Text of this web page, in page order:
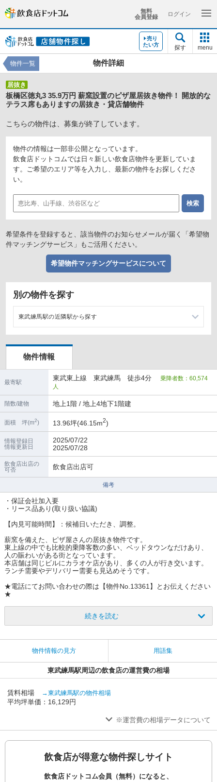
無料
会員登録
ログイン
売り
たい方
探す menu
物件詳細
物件一覧
居抜き
板橋区徳丸3 35.9万円 薪窯設置のピザ屋居抜き物件！ 開放的な
テラス席もありますの居抜き・貸店舗物件
こちらの物件は、募集が終了しています。
物件の情報は一部非公開となっています。
飲食店ドットコムでは日々新しい飲食店物件を更新していま
す。ご希望のエリア等を入力し、最新の物件をお探しくださ
い。
希望条件を登録すると、該当物件のお知らせメールが届く「希望物
件マッチングサービス」もご活用ください。
希望物件マッチングサービスについて
別の物件を探す
東武練馬駅の近隣駅から探す
上板橋駅の店舗物件・貸店舗・テナント一覧
成増駅の店舗物件・貸店舗・テナント一覧
ときわ台駅の店舗物件・貸店舗・テナント一覧
物件情報
最寄駅
東武東上線 東武練馬 徒歩4分 乗降者数：60,574
人
階数/建物 地上1階 / 地上4地下1階建
面積 坪(m2) 13.96坪(46.15m2)
情報登録日
情報更新日
2025/07/22
2025/07/28
飲食店出店の
可否
飲食店出店可
備考
・保証会社加入要
・リース品あり(取り扱い協議)
【内見可能時間】：候補日いただき、調整。
薪窯を備えた、ピザ屋さんの居抜き物件です。
東上線の中でも比較的乗降客数の多い、ベッドタウンなだけあり、
人の賑わいがある街となっています。
本店舗は同じビルにカラオケ店があり、多くの人が行き交います。
ランチ需要やデリバリー需要も見込めそうです。
★電話にてお問い合わせの際は【物件No.13361】とお伝えください
★
続きを読む
物件情報の見方 用語集
東武練馬駅周辺の飲食店の運営費の相場
賃料相場 →東武練馬駅の物件相場
平均坪単価：16,129円
※運営費の相場データについて
飲食店が得意な物件探しサイト
飲食店ドットコム会員（無料）になると、